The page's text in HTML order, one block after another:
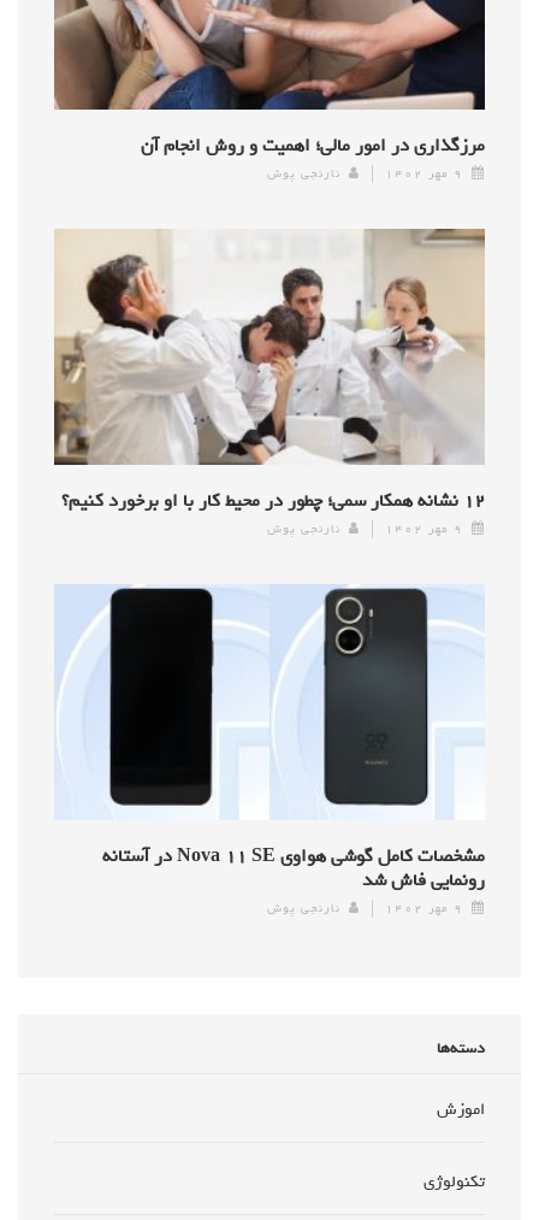
مرزگذاری در امور مالی؛ اهمیت و روش انجام آن
۹ مهر ۱۴۰۲ نارنجی پوش
۱۲ نشانه همکار سمی؛ چطور در محیط کار با او برخورد کنیم؟
۹ مهر ۱۴۰۲ نارنجی پوش
مشخصات کامل گوشی هواوی Nova ۱۱ SE در آستانه
رونمایی فاش شد
۹ مهر ۱۴۰۲ نارنجی پوش
دسته‌ها
اموزش
تکنولوژی